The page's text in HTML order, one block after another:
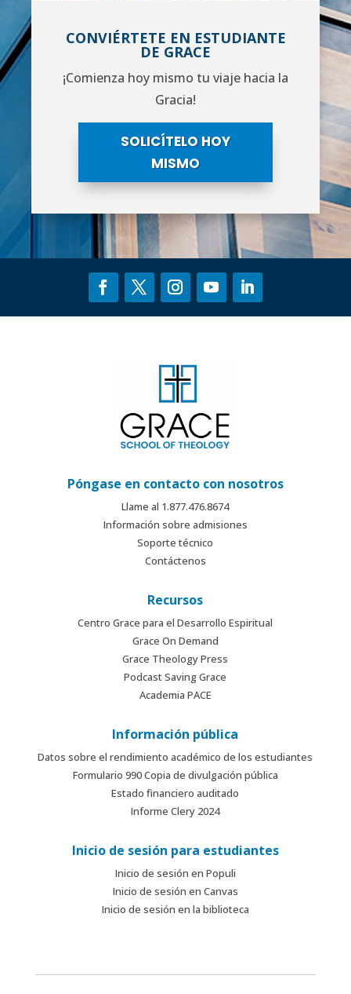
CONVIÉRTETE EN ESTUDIANTE
DE GRACE
¡Comienza hoy mismo tu viaje hacia la
Gracia!
SOLICÍTELO HOY
MISMO
Póngase en contacto con nosotros
Llame al 1.877.476.8674
Información sobre admisiones
Soporte técnico
Contáctenos
Recursos
Centro Grace para el Desarrollo Espiritual
Grace On Demand
Grace Theology Press
Podcast Saving Grace
Academia PACE
Información pública
Datos sobre el rendimiento académico de los estudiantes
Formulario 990 Copia de divulgación pública
Estado financiero auditado
Informe Clery 2024
Inicio de sesión para estudiantes
Inicio de sesión en Populi
Inicio de sesión en Canvas
Inicio de sesión en la biblioteca